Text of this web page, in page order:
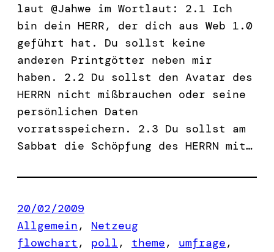
laut @Jahwe im Wortlaut: 2.1 Ich
bin dein HERR, der dich aus Web 1.0
geführt hat. Du sollst keine
anderen Printgötter neben mir
haben. 2.2 Du sollst den Avatar des
HERRN nicht mißbrauchen oder seine
persönlichen Daten
vorratsspeichern. 2.3 Du sollst am
Sabbat die Schöpfung des HERRN mit…
20/02/2009
Allgemein, Netzeug
flowchart , poll , theme, umfrage